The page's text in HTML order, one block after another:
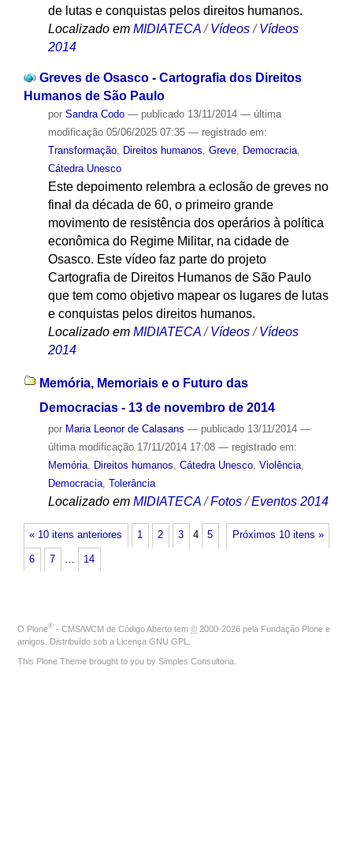
de lutas e conquistas pelos direitos humanos.
Localizado em MIDIATECA /Vídeos /Vídeos
2014
Greves de Osasco - Cartografia dos Direitos
Humanos de São Paulo
por Sandra Codo — publicado13/11/2014 — última
modificação05/06/2025 07:35 — registrado em:
Transformação, Direitos humanos Greve, Democracia,
Cátedra Unesco
Este depoimento relembra a eclosão de greves no
final da década de 60, o primeiro grande
movimento de resistência dos operários à política
econômica do Regime Militar, na cidade de
Osasco. Este vídeo faz parte do projeto
Cartografia de Direitos Humanos de São Paulo
que tem como objetivo mapear os lugares de lutas
e conquistas pelos direitos humanos.
Localizado em MIDIATECA /Vídeos /Vídeos
2014
Memória, Memoriais e o Futuro das
Democracias - 13 de novembro de 2014
por Maria Leonor de Calasans — publicado13/11/2014 —
última modificação17/11/2014 17:08 — registrado em:
Memória, Direitos humanos, Cátedra Unesco, Violência,
Democracia, Tolerância
Localizado em MIDIATECA /Fotos /Eventos 2014
« 10 itens anteriores Próximos 10 itens »
1 2 3 4 5
6 7 … 14
O Plone® - CMS/WCM de Código Aberto tem © 2000-2026 pela Fundação Plone e
amigos. Distribuído sob a Licença GNU GPL
This Plone Theme brought to you by Simples Consultoria